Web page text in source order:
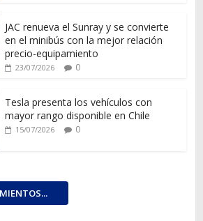
JAC renueva el Sunray y se convierte
en el minibús con la mejor relación
precio-equipamiento
23/07/2026 0
Tesla presenta los vehículos con
mayor rango disponible en Chile
15/07/2026 0